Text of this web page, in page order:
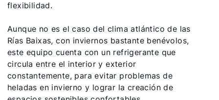
flexibilidad.
Aunque no es el caso del clima atlántico de las
Rías Baixas, con inviernos bastante benévolos,
este equipo cuenta con un refrigerante que
circula entre el interior y exterior
constantemente, para evitar problemas de
heladas en invierno y lograr la creación de